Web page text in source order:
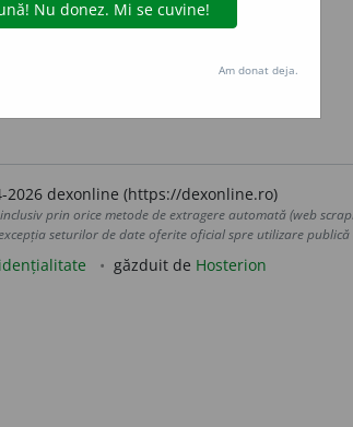
2026 dexonline (https://dexonline.ro)
prin orice metode de extragere automată (web
seturilor de date oferite oficial spre utilizare publică
găzduit de Hosterion
Am donat deja.